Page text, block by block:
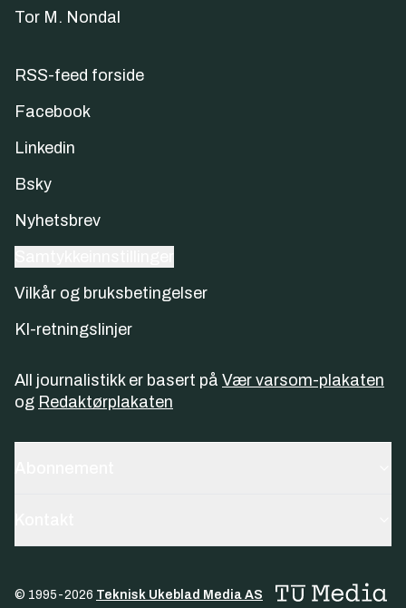
Tor M. Nondal
RSS-feed forside
Facebook
Linkedin
Bsky
Nyhetsbrev
Vilkår og bruksbetingelser
KI-retningslinjer
All journalistikk er basert på Vær varsom-plakaten
og Redaktørplakaten
© 1995-2026 Teknisk Ukeblad Media AS